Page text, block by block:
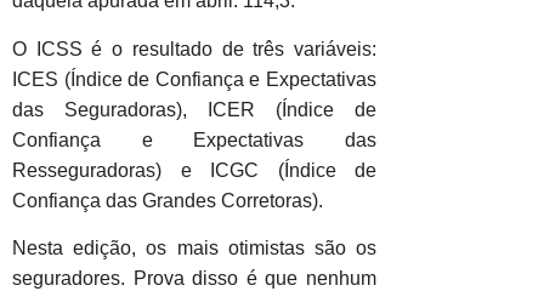
O ICSS é o resultado de três variáveis:
ICES (Índice de Confiança e Expectativas
das Seguradoras), ICER (Índice de
Confiança e Expectativas das
Resseguradoras) e ICGC (Índice de
Confiança das Grandes Corretoras).
Nesta edição, os mais otimistas são os
seguradores. Prova disso é que nenhum